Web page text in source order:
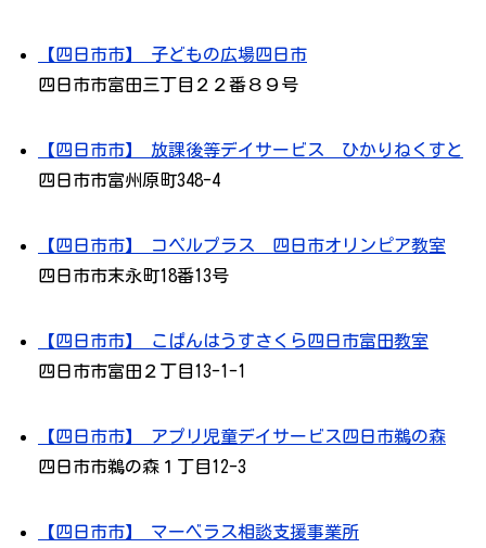
【四日市市】 子どもの広場四日市
四日市市富田三丁目２２番８９号
【四日市市】 放課後等デイサービス ひかりねくすと
四日市市富州原町348-4
【四日市市】 コペルプラス 四日市オリンピア教室
四日市市末永町18番13号
【四日市市】 こぱんはうすさくら四日市富田教室
四日市市富田２丁目13-1-1
【四日市市】 アプリ児童デイサービス四日市鵜の森
四日市市鵜の森１丁目12-3
【四日市市】 マーベラス相談支援事業所